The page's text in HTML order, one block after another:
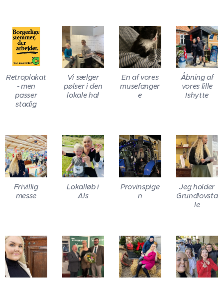
Retroplakat
- men
passer
stadig
Vi sælger
pølser i den
lokale hal
En af vores
musefanger
e
Åbning af
vores lille
Ishytte
Frivillig
messe
Lokalløb i
Als
Provinspige
n
Jeg holder
Grundlovsta
le